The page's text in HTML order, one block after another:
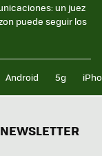
un juez
puede seguir los
Android 5g